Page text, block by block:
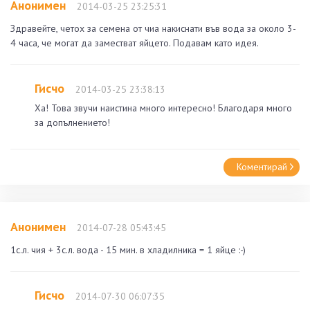
Анонимен
2014-03-25 23:25:31
Здравейте, четох за семена от чиа накиснати във вода за около 3-
4 часа, че могат да заместват яйцето. Подавам като идея.
Гисчо
2014-03-25 23:38:13
Ха! Това звучи наистина много интересно! Благодаря много
за допълнението!
Коментирай
Анонимен
2014-07-28 05:43:45
1с.л. чия + 3с.л. вода - 15 мин. в хладилника = 1 яйце :-)
Гисчо
2014-07-30 06:07:35